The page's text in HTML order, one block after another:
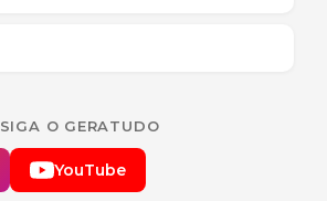
SIGA O GERATUDO
YouTube